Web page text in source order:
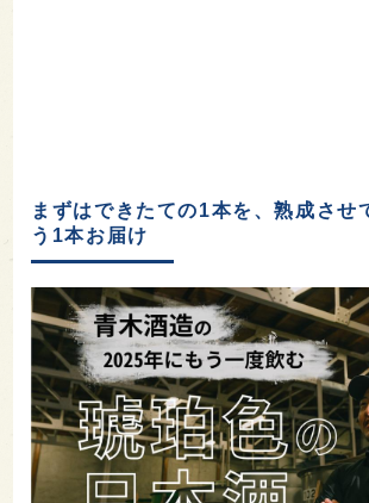
まずはできたての1本を、熟成させ
う1本お届け